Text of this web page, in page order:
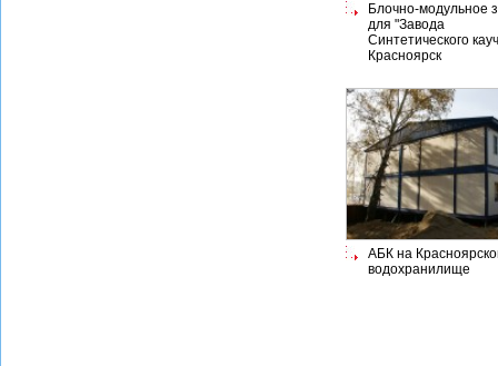
Блочно-модульное
для "Завода
Синтетического
Красноярск
АБК на
водохранилище